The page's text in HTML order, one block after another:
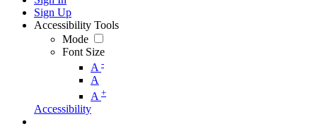
Sign Up
Accessibility Tools
Mode
Font Size
A -
A
A +
Accessibility